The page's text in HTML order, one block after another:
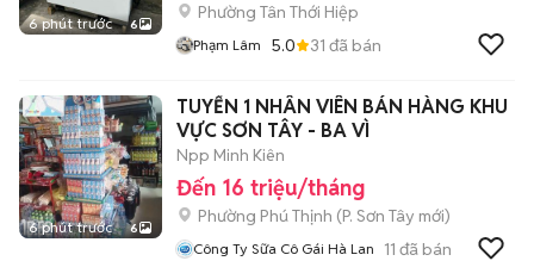
6 phút trước 6
Phường Tân Thới Hiệp
Phạm Lâm 5.0 31 đã bán
6 phút trước 6
TUYỂN 1 NHÂN VIÊN BÁN HÀNG KHU
VỰC SƠN TÂY - BA VÌ
Npp Minh Kiên
Đến 16 triệu/tháng
Phường Phú Thịnh (P. Sơn Tây mới)
Công Ty Sữa Cô Gái Hà Lan 11 đã bán